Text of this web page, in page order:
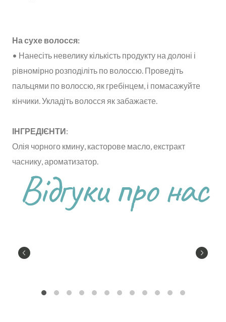
На сухе волосся:
• Нанесіть невелику кількість продукту на долоні і
рівномірно розподіліть по волоссю. Проведіть
пальцями по волоссю, як гребінцем, і помасажуйте
кінчики. Укладіть волосся як забажаєте.
ІНГРЕДІЄНТИ:
Олія чорного кмину, касторове масло, екстракт
часнику, ароматизатор.
Відгуки про нас